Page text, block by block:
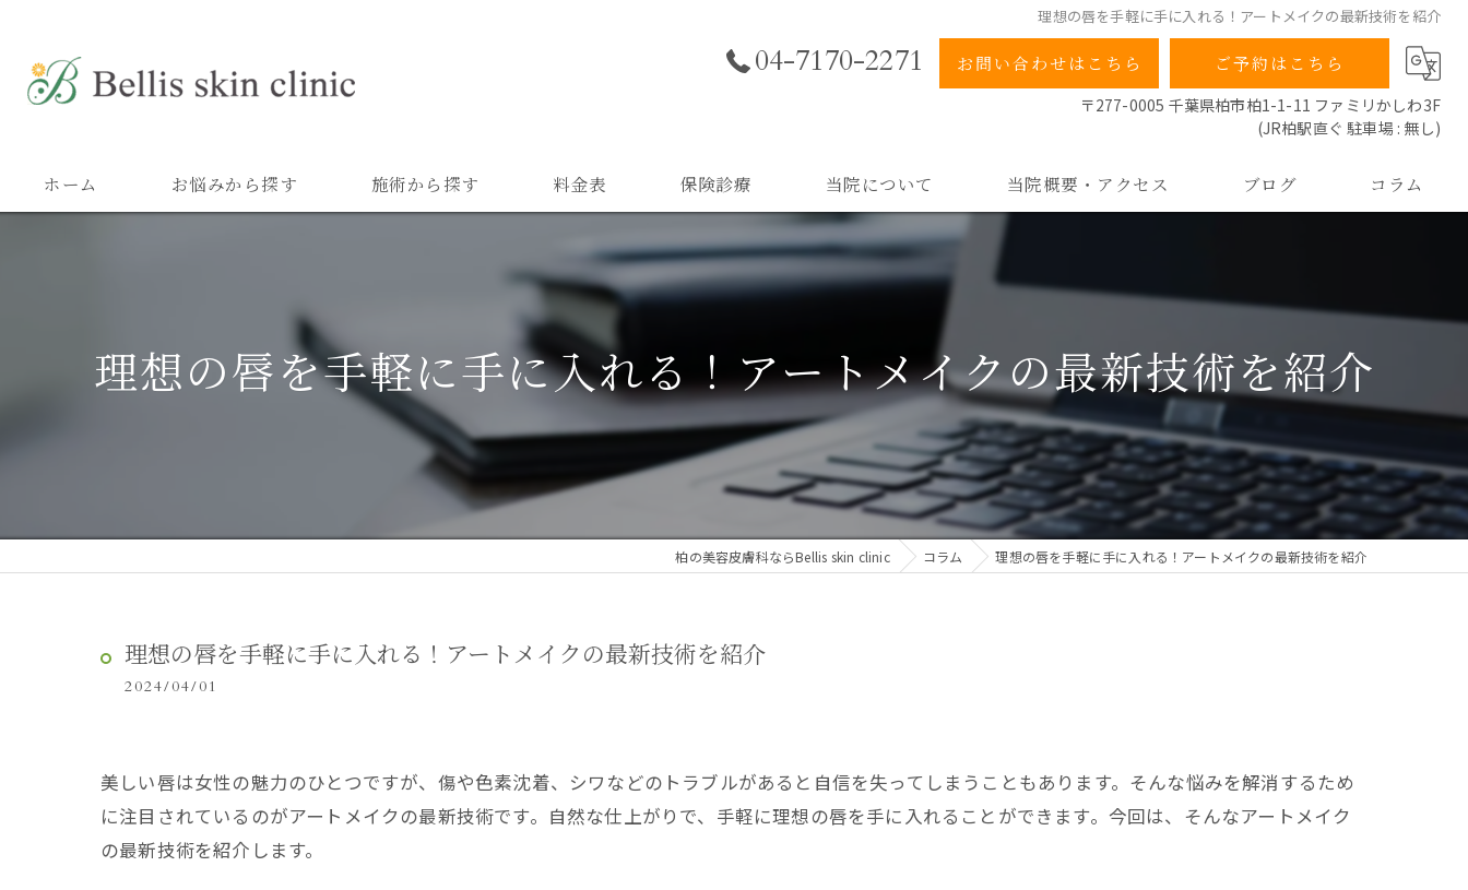
理想の唇を手軽に手に入れる！アートメイクの最新技術を紹介
04-7170-2271 お問い合わせはこちら
ご予約はこちら
〒277-0005 千葉県柏市柏1-1-11 ファミリかしわ3F
(JR柏駅直ぐ 駐車場 : 無し)
ホーム お悩みから探す 施術から探す 料金表 保険診療 当院について
美肌
二重顎
黒ずみ
スキンケア
当院概要・アクセス
よくあるご質問
ブログ コラム
理想の唇を手軽に手に入れる！アートメイクの最新技術を紹介
柏の美容皮膚科ならBellis skin clinic コラム 理想の唇を手軽に手に入れる！アートメイクの最新技術を紹介
理想の唇を手軽に手に入れる！アートメイクの最新技術を紹介
2024/04/01
美しい唇は女性の魅力のひとつですが、傷や色素沈着、シワなどのトラブルがあると自信を失ってしまうこともあります。そんな悩みを解消するため
に注目されているのがアートメイクの最新技術です。自然な仕上がりで、手軽に理想の唇を手に入れることができます。今回は、そんなアートメイク
の最新技術を紹介します。